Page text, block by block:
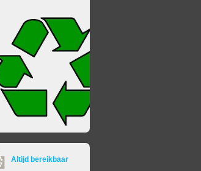
Altijd bereikbaar